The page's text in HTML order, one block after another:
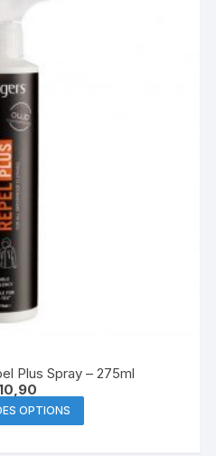
Plus Spray – 275ml
OPTIONS
produit